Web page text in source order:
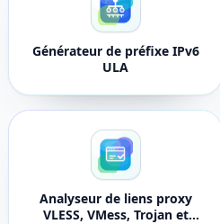
Générateur de préfixe IPv6
ULA
Analyseur de liens proxy
VLESS, VMess, Trojan et